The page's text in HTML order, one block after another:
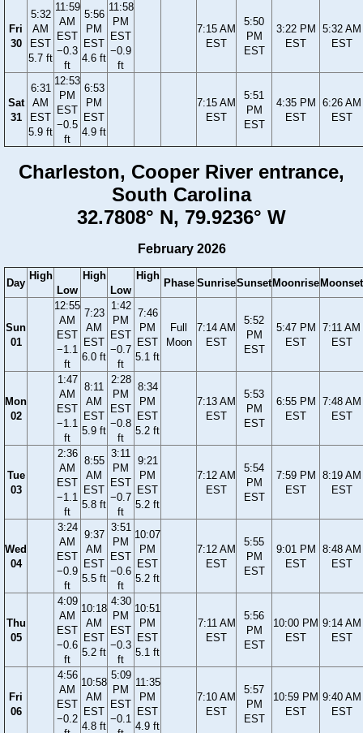
Fri
30
5:32
AM
EST
5.7 ft
11:59
AM
EST
−0.3
ft
5:56
PM
EST
4.6 ft
11:58
PM
EST
−0.9
ft
7:15 AM
EST
5:50
PM
EST
3:22 PM
EST
5:32 AM
EST
Sat
31
6:31
AM
EST
5.9 ft
12:53
PM
EST
−0.5
ft
6:53
PM
EST
4.9 ft
7:15 AM
EST
5:51
PM
EST
4:35 PM
EST
6:26 AM
EST
Charleston, Cooper River entrance,
South Carolina
32.7808° N, 79.9236° W
February 2026
Day
High
Low
High
Low
High
Phase SunriseSunset Moonrise Moonset
Sun
01
12:55
AM
EST
−1.1
ft
7:23
AM
EST
6.0 ft
1:42
PM
EST
−0.7
ft
7:46
PM
EST
5.1 ft
Full
Moon
7:14 AM
EST
5:52
PM
EST
5:47 PM
EST
7:11 AM
EST
Mon
02
1:47
AM
EST
−1.1
ft
8:11
AM
EST
5.9 ft
2:28
PM
EST
−0.8
ft
8:34
PM
EST
5.2 ft
7:13 AM
EST
5:53
PM
EST
6:55 PM
EST
7:48 AM
EST
Tue
03
2:36
AM
EST
−1.1
ft
8:55
AM
EST
5.8 ft
3:11
PM
EST
−0.7
ft
9:21
PM
EST
5.2 ft
7:12 AM
EST
5:54
PM
EST
7:59 PM
EST
8:19 AM
EST
Wed
04
3:24
AM
EST
−0.9
ft
9:37
AM
EST
5.5 ft
3:51
PM
EST
−0.6
ft
10:07
PM
EST
5.2 ft
7:12 AM
EST
5:55
PM
EST
9:01 PM
EST
8:48 AM
EST
Thu
05
4:09
AM
EST
−0.6
ft
10:18
AM
EST
5.2 ft
4:30
PM
EST
−0.3
ft
10:51
PM
EST
5.1 ft
7:11 AM
EST
5:56
PM
EST
10:00 PM
EST
9:14 AM
EST
Fri
06
4:56
AM
EST
−0.2
10:58
AM
EST
4.8 ft
5:09
PM
EST
−0.1
11:35
PM
EST
4.9 ft
7:10 AM
EST
5:57
PM
EST
10:59 PM
EST
9:40 AM
EST